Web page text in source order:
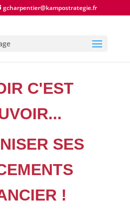
gcharpentier@kampostrategie.fr
C'EST
SES
!